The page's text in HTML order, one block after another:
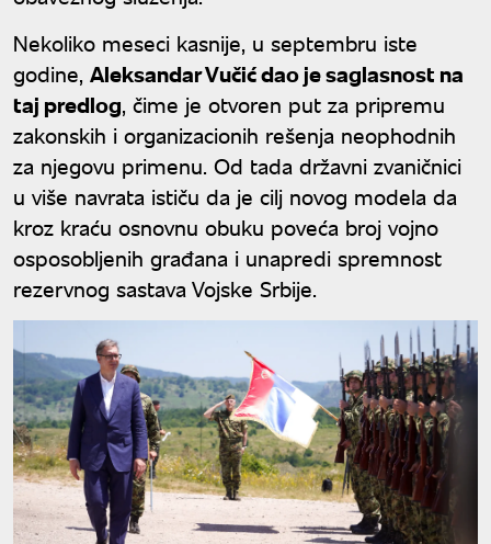
Nekoliko meseci kasnije, u septembru iste
godine, Aleksandar Vučić dao je saglasnost na
taj predlog, čime je otvoren put za pripremu
zakonskih i organizacionih rešenja neophodnih
za njegovu primenu. Od tada državni zvaničnici
u više navrata ističu da je cilj novog modela da
kroz kraću osnovnu obuku poveća broj vojno
osposobljenih građana i unapredi spremnost
rezervnog sastava Vojske Srbije.